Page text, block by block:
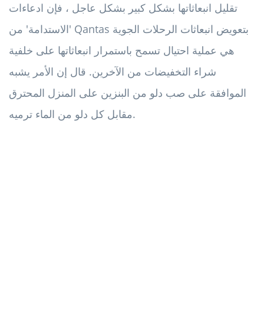
تقليل انبعاثاتها بشكل كبير بشكل عاجل ، فإن ادعاءات
'الاستدامة' من Qantas بتعويض انبعاثات الرحلات الجوية
هي عملية احتيال تسمح باستمرار انبعاثاتها على خلفية
شراء التخفيضات من الآخرين. قال إن الأمر يشبه
الموافقة على صب دلو من البنزين على المنزل المحترق
مقابل كل دلو من الماء ترميه.